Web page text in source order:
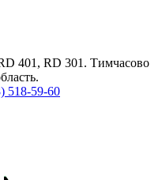
401, RD 301. Тимчасово
518-59-60